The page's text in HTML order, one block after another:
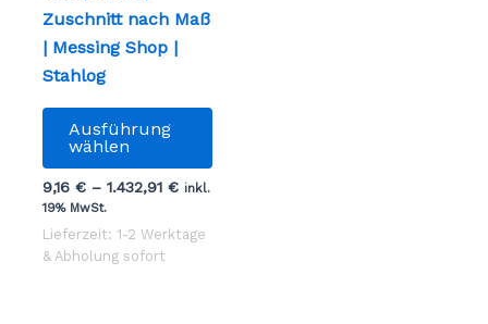
Zuschnitt nach Maß
| Messing Shop |
Stahlog
Ausführung
wählen
Dieses
weist
9,16€ –1.432,91€ inkl.
19% MwSt.
Lieferzeit: 1-2 Werktage
& Abholung sofort